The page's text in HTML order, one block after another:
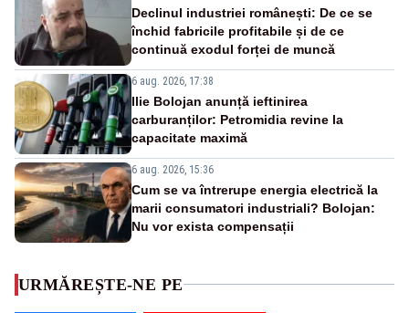
Declinul industriei românești: De ce se
închid fabricile profitabile și de ce
continuă exodul forței de muncă
6 aug. 2026, 17:38
Ilie Bolojan anunță ieftinirea
carburanților: Petromidia revine la
capacitate maximă
6 aug. 2026, 15:36
Cum se va întrerupe energia electrică la
marii consumatori industriali? Bolojan:
Nu vor exista compensații
URMĂREȘTE-NE PE